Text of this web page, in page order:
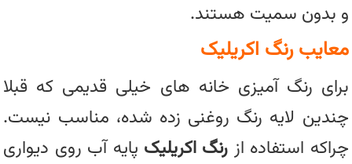
و بدون سمیت هستند.
معایب رنگ اکریلیک
برای رنگ آمیزی خانه های خیلی قدیمی که قبلا
چندین لایه رنگ روغنی زده شده، مناسب نیست.
چراکه استفاده از رنگ اکریلیک پایه آب روی دیواری